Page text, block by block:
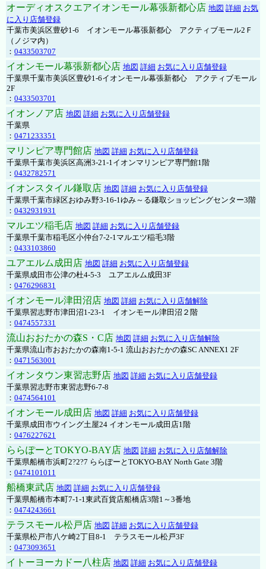
オーディオスクエアイオンモール幕張新都心店 地図 詳細 お気
に入り店舗登録
千葉市美浜区豊砂1-6 イオンモール幕張新都心 アクティブモール2Ｆ
（ノジマ内）
： 0433503707
イオンモール幕張新都心店 地図 詳細 お気に入り店舗登録
千葉県千葉市美浜区豊砂1-6イオンモール幕張新都心 アクティブモール
2F
： 0433503701
イオンノア店 地図 詳細 お気に入り店舗登録
千葉県
： 0471233351
マリンピア専門館店 地図 詳細 お気に入り店舗登録
千葉県千葉市美浜区高洲3-21-1イオンマリンピア専門館1階
： 0432782571
イオンスタイル鎌取店 地図 詳細 お気に入り店舗登録
千葉県千葉市緑区おゆみ野3-16-1ゆみ～る鎌取ショッピングセンター3階
： 0432931931
マルエツ稲毛店 地図 詳細 お気に入り店舗登録
千葉県千葉市稲毛区小仲台7-2-1マルエツ稲毛3階
： 0433103860
ユアエルム成田店 地図 詳細 お気に入り店舗登録
千葉県成田市公津の杜4-5-3 ユアエルム成田3F
： 0476296831
イオンモール津田沼店 地図 詳細 お気に入り店舗解除
千葉県習志野市津田沼1-23-1 イオンモール津田沼２階
： 0474557331
流山おおたかの森S・C店 地図 詳細 お気に入り店舗解除
千葉県流山市おおたかの森南1-5-1 流山おおたかの森SC ANNEX1 2F
： 0471563001
イオンタウン東習志野店 地図 詳細 お気に入り店舗登録
千葉県習志野市東習志野6-7-8
： 0474564101
イオンモール成田店 地図 詳細 お気に入り店舗登録
千葉県成田市ウイング土屋24 イオンモール成田店1階
： 0476227621
ららぽーとTOKYO-BAY店 地図 詳細 お気に入り店舗解除
千葉県船橋市浜町2?2?7 ららぽーとTOKYO-BAY North Gate 3階
： 0474101011
船橋東武店 地図 詳細 お気に入り店舗登録
千葉県船橋市本町7-1-1東武百貨店船橋店3階1～3番地
： 0474243661
テラスモール松戸店 地図 詳細 お気に入り店舗登録
千葉県松戸市八ケ崎2丁目8-1 テラスモール松戸3F
： 0473093651
イトーヨーカドー八柱店 地図 詳細 お気に入り店舗登録